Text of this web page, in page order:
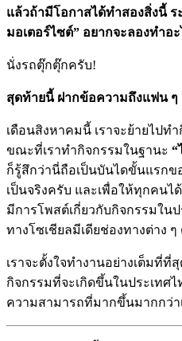
แล้วถ้ามีโอกาสได้ทำสองสิ่งนี้ ร
มอเตอร์ไซต์” อยากจะลองทำอะ
นั่งรถตุ๊กตุ๊กครับ!
สุดท้ายนี้ ฝากข้อความถึงแฟน ๆ
เดือนสิงหาคมนี้ เราจะย้ายไปท
ขณะที่เราทำกิจกรรมในฐานะ “
ก็รู้สึกว่านี่ถือเป็นบันไดขั้นแรกข
เป็นจริงครับ และเพื่อให้ทุกคนไ
มีการโพสต์เกี่ยวกับกิจกรรมใน
ทางโซเชียลมีเดียช่องทางต่าง ๆ
เราจะตั้งใจทำงานอย่างเต็มที่ที่
กิจกรรมที่จะเกิดขึ้นในประเทศ
ความสามารถที่มากขึ้นมากกว่า